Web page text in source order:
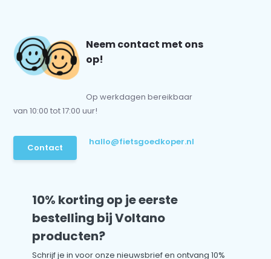
Neem contact met ons
op!
Op werkdagen bereikbaar
van 10:00 tot 17:00 uur!
Contact
hallo@fietsgoedkoper.nl
10% korting op je eerste
bestelling bij Voltano
producten?
Schrijf je in voor onze nieuwsbrief en ontvang 10%